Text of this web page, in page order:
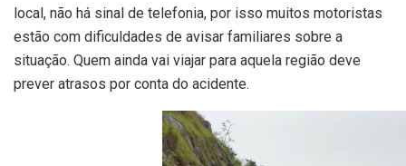
local, não há sinal de telefonia, por isso muitos motoristas
estão com dificuldades de avisar familiares sobre a
situação. Quem ainda vai viajar para aquela região deve
prever atrasos por conta do acidente.